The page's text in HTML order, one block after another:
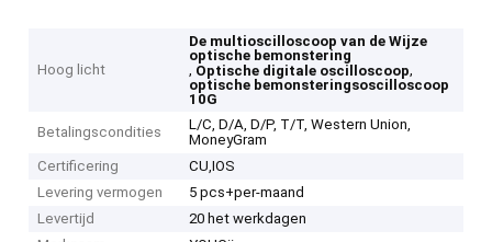
Hoog licht
De multioscilloscoop van de Wijze
optische bemonstering
, Optische digitale oscilloscoop,
optische bemonsteringsoscilloscoop
10G
Betalingscondities
L/C, D/A, D/P, T/T, Western Union,
MoneyGram
Certificering
CU,IOS
Levering vermogen
5 pcs+per-maand
Levertijd
20 het werkdagen